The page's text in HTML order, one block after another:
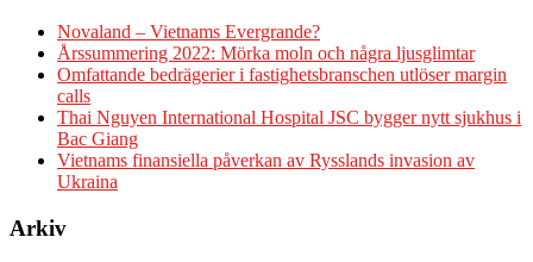
Novaland – Vietnams Evergrande?
Årssummering 2022: Mörka moln och några ljusglimtar
Omfattande bedrägerier i fastighetsbranschen utlöser margin
calls
Thai Nguyen International Hospital JSC bygger nytt sjukhus i
Bac Giang
Vietnams finansiella påverkan av Rysslands invasion av
Ukraina
Arkiv